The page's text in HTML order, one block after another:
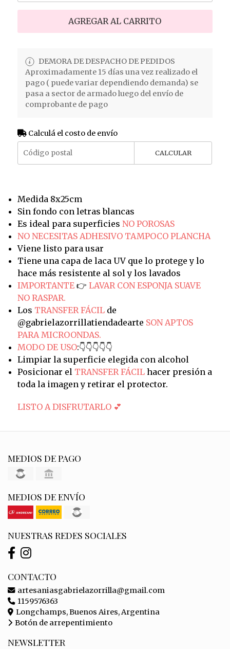
AGREGAR AL CARRITO
DEMORA DE DESPACHO DE PEDIDOS
Aproximadamente 15 días una vez realizado el
pago ( puede variar dependiendo demanda) se
pasa a sector de armado luego del envío de
comprobante de pago
Calculá el costo de envío
CALCULAR
Medida 8x25cm
Sin fondo con letras blancas
Es ideal para superficies NO POROSAS
NO NECESITAS ADHESIVO TAMPOCO PLANCHA
Viene listo para usar
Tiene una capa de laca UV que lo protege y lo
hace más resistente al sol y los lavados
IMPORTANTE 👉 LAVAR CON ESPONJA SUAVE
NO RASPAR.
Los TRANSFER FÁCILde
@gabrielazorrillatiendadearte SON APTOS
PARA MICROONDAS.
MODO DE USO:👇👇👇👇👇
Limpiar la superficie elegida con alcohol
Posicionar el TRANSFER FÁCILhacer presión a
toda la imagen y retirar el protector.
LISTO A DISFRUTARLO 💕
MEDIOS DE PAGO
MEDIOS DE ENVÍO
NUESTRAS REDES SOCIALES
CONTACTO
artesaniasgabrielazorrilla@gmail.com
1159576363
Longchamps, Buenos Aires, Argentina
Botón de arrepentimiento
NEWSLETTER